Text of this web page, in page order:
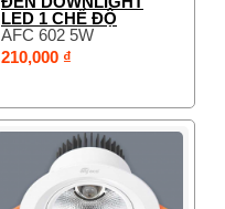
LED 1 CHẾ ĐỘ
AFC 602 5W
210,000 ₫